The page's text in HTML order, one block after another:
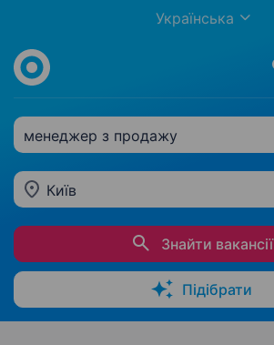
Українська
менеджер з продажу
Київ
Знайти вакансії
Підібрати